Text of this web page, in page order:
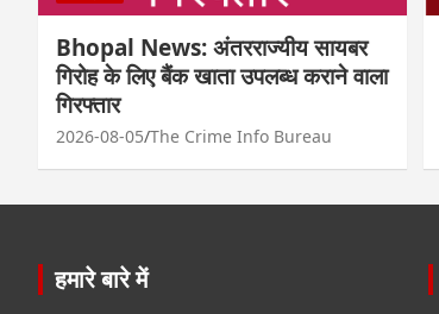
Bhopal News: अंतरराज्यीय सायबर
गिरोह के लिए बैंक खाता उपलब्ध कराने वाला
गिरफ्तार
2026-08-05 The Crime Info Bureau
हमारे बारे में